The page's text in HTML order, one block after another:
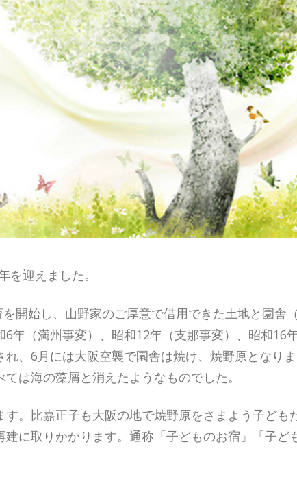
迎えました。
開始し、山野家のご厚意で借用できた土地と園舎
年（満州事変）、昭和12年（支那事変）、昭和16
、6月には大阪空襲で園舎は焼け、焼野原となり
は海の藻屑と消えたようなものでした。
。比嘉正子も大阪の地で焼野原をさまよう子ど
に取りかかります。通称「子どものお宿」「子